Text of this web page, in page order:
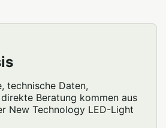
technische Daten,
Beratung kommen aus
New Technology LED-Light